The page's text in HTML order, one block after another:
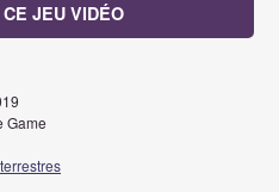
JEU VIDÉO
Game